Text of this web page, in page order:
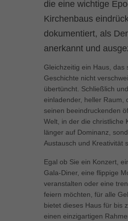
die eine wichtige
Kirchenbaus
dokumentiert, als
anerkannt und
Gleichzeitig ein Haus, das
Geschichte nicht
übertüncht. Schließlich
einladender, heller Raum,
seinen beeindruckenden
Welt, in der die christliche
länger auf Dominanz,
Austausch und Kreativität
Egal ob Sie ein Konzert,
Gala-Diner, eine flippige
veranstalten oder eine
feiern möchten, für alle
bietet dieses Haus für bis
einen einzigartigen
können Ihre Einwilligung zu ganzen
weitere Informationen anzeigen
Alle akzeptieren
Zurück
Datenschutzeinstellungen
Essenziell (1)
Essenzielle Cookies ermöglichen
die einwandfreie Funktion der Website
Marketing (1)
Marketing-Cookies werden von
um personalisierte Werbung anzuzeigen.
Besucher über Websites hinweg verfolgen.
Cookie-Informationen
Externe Medien (5)